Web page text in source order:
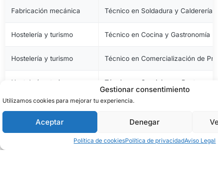
Gestionar consentimiento
Utilizamos cookies para mejorar tu experiencia.
Aceptar Denegar
Política de cookiesPolítica de privacidadAviso Legal
Fabricación mecánica Técnico en Soldadura y Calderería
Hostelería y turismo Técnico en Cocina y Gastronomía
Hostelería y turismo Técnico en Comercialización de
Hostelería y turismo Técnico en Servicios en
Imagen personal Técnico en Estética y Belleza